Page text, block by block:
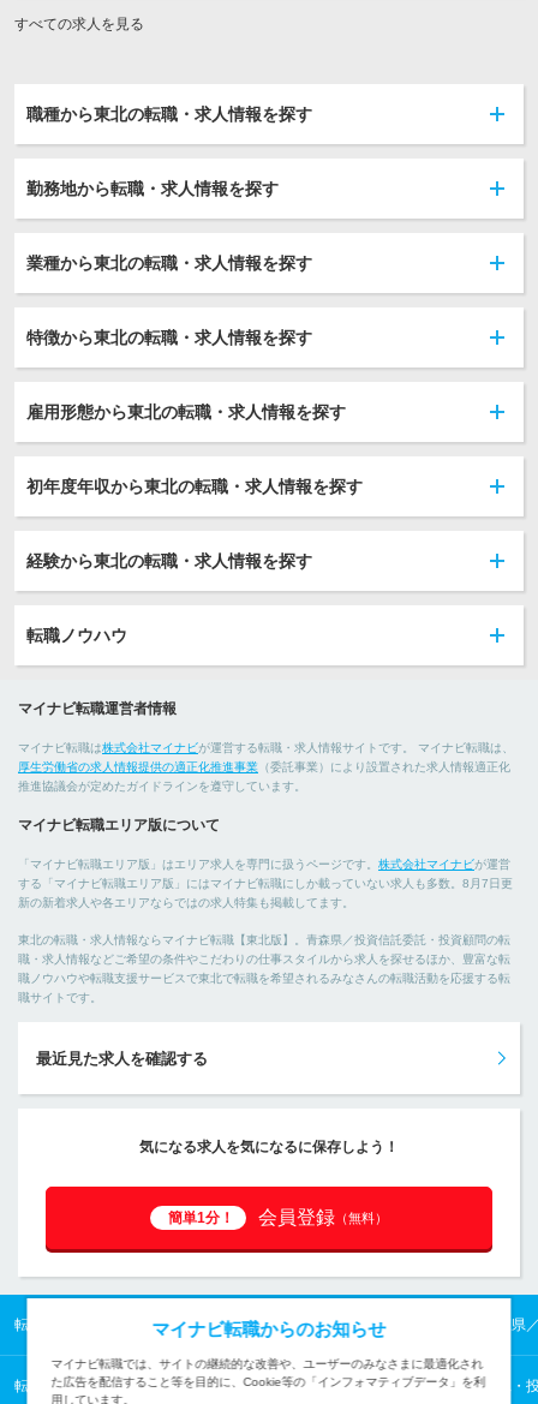
すべての求人を見る
職種から東北の転職・求人情報を探す
勤務地から転職・求人情報を探す
業種から東北の転職・求人情報を探す
特徴から東北の転職・求人情報を探す
雇用形態から東北の転職・求人情報を探す
初年度年収から東北の転職・求人情報を探す
経験から東北の転職・求人情報を探す
転職ノウハウ
マイナビ転職運営者情報
マイナビ転職は株式会社マイナビが運営する転職・求人情報サイトです。 マイナビ転職は、
厚生労働省の求人情報提供の適正化推進事業 （委託事業）により設置された求人情報適正化
推進協議会が定めたガイドラインを遵守しています。
マイナビ転職エリア版について
「マイナビ転職エリア版」はエリア求人を専門に扱うページです。 株式会社マイナビが運営
する「マイナビ転職エリア版」にはマイナビ転職にしか載っていない求人も多数。8月7日更
新の新着求人や各エリアならではの求人特集も掲載してます。
東北の転職・求人情報ならマイナビ転職【東北版】。青森県／投資信託委託・投資顧問の転
職・求人情報などご希望の条件やこだわりの仕事スタイルから求人を探せるほか、豊富な転
職ノウハウや転職支援サービスで東北で転職を希望されるみなさんの転職活動を応援する転
職サイトです。
最近見た求人を確認する
気になる求人を気になるに保存しよう！
簡単1分！ 会員登録 （無料）
転職TOP 東北の転職・求人情報TOP 青森県の転職・求人情報TOP 青森県
転職TOP 業種から探す 金融・保険の転職・求人情報一覧 投資信託委託・
マイナビ転職からのお知らせ
マイナビ転職では、サイトの継続的な改善や、ユーザーのみなさまに最適化され
た広告を配信すること等を目的に、Cookie等の「インフォマティブデータ」を利
用しています。